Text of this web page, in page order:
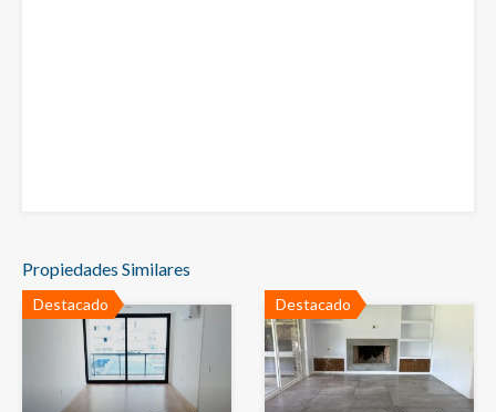
Propiedades Similares
Destacado Destacado